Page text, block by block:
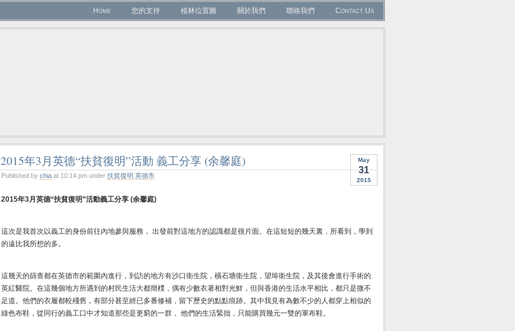
Home 您的支持 植林位置圖 關於我們 聯絡我們 Contact Us
May
31
2015
2015年3月英德“扶貧復明”活動 義工分享 (余馨庭)
Published by chia at 10:14 pm under 扶貧復明 英德市
2015年3月英德“扶貧復明”活動義工分享 (余馨庭)
這次是我首次以義工的身份前往內地參與服務， 出發前對這地方的認識都是很片面。在這短短的幾天裏，所看到，學到
的遠比我所想的多。
這幾天的篩查都在英德市的範圍內進行，到訪的地方有沙口衛生院，橫石塘衛生院，望埠衛生院，及其後會進行手術的
英紅醫院。在這幾個地方所遇到的村民生活大都簡樸，偶有少數衣著相對光鮮，但與香港的生活水平相比，都只是微不
足道。他們的衣履都較殘舊，有部分甚至經已多番修補，留下歷史的點點痕跡。其中我見有為數不少的人都穿上相似的
綠色布鞋，從同行的義工口中才知道那些是更窮的一群， 他們的生活緊拙，只能購買幾元一雙的軍布鞋。